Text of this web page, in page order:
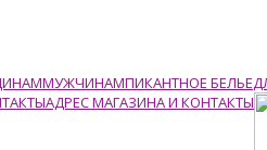
МУЖЧИНАМПИКАНТНОЕ БЕЛЬЕ
АДРЕС МАГАЗИНА И КОНТАКТЫ